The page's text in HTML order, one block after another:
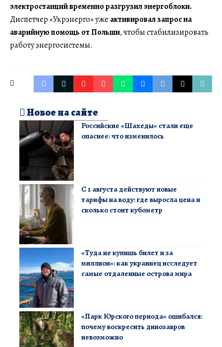
электростанций временно разгрузил энергоблоки.
Диспетчер «Укрэнерго» уже активировал запрос на
аварийную помощь от Польши, чтобы стабилизировать
работу энергосистемы.
Новое на сайте
Российские «Шахеды» стали еще
опаснее: что изменилось
С 1 августа действуют новые
тарифы на воду: где выросла цена и
сколько стоит кубометр
«Туда не купишь билет и за
миллион»: как украинец исследует
самые отдаленные острова мира
«Парк Юрского периода» ошибался:
почему воскресить динозавров
невозможно